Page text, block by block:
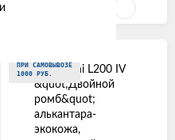
ПРИ САМОВЫВОЗЕ
1000 РУБ.